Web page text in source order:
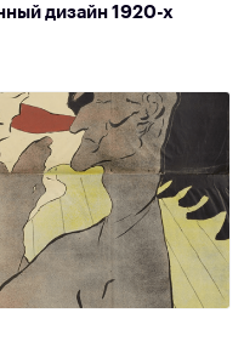
дизайн 1920-х